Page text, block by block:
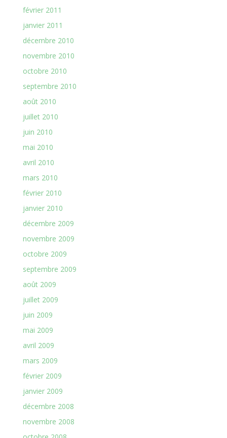
février 2011
janvier 2011
décembre 2010
novembre 2010
octobre 2010
septembre 2010
août 2010
juillet 2010
juin 2010
mai 2010
avril 2010
mars 2010
février 2010
janvier 2010
décembre 2009
novembre 2009
octobre 2009
septembre 2009
août 2009
juillet 2009
juin 2009
mai 2009
avril 2009
mars 2009
février 2009
janvier 2009
décembre 2008
novembre 2008